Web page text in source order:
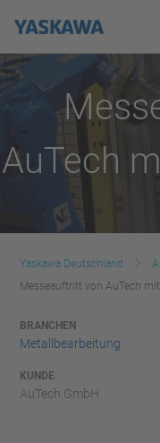
AuTech
Yaskawa Deutschland
Messeauftritt von AuTech
BRANCHEN
Metallbearbeitung
KUNDE
AuTech GmbH